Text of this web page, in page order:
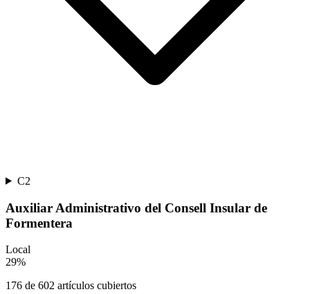
C2
Auxiliar Administrativo del Consell Insular de
Formentera
Local
29%
176 de 602 artículos cubiertos